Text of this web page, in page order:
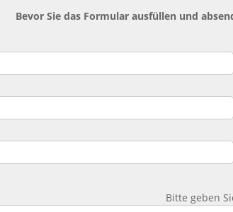
Bevor Sie das Formular ausfüllen und
Bitte geben